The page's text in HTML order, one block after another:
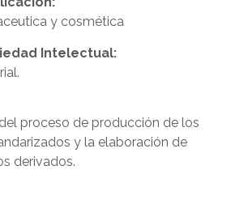
y cosmética
Intelectual:
proceso de producción de los
y la elaboración de
derivados.